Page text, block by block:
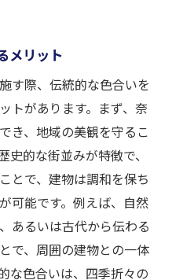
メリット
す際、伝統的な色合いを
トがあります。まず、奈
き、地域の美観を守るこ
史的な街並みが特徴で、
とで、建物は調和を保ち
可能です。例えば、自然
あるいは古代から伝わる
で、周囲の建物との一体
な色合いは、四季折々の